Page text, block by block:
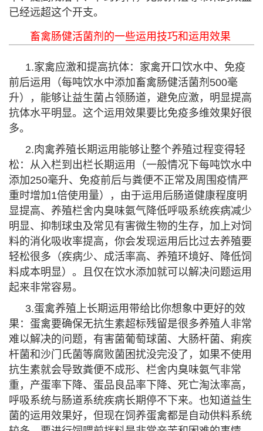
已经远超这个开支。
畜禽肠健活菌剂的一些运用技巧和运用效果
1.家禽应激和提高抗体：家禽开口饮水中、免疫
前后运用（每吨饮水中添加畜禽肠健活菌剂500毫
升），能够让益生菌占领肠道，避免应激，明显提高
抗体水平明显。这个运用效果要比免疫多维效果好很
多。
2.肉禽养殖长期运用能够让整个养殖过程变得轻
松：从入栏到出栏长期运用（一般情况下每吨饮水中
添加250毫升、免疫前后与粪便不正常及周围疫情严
重时增加1倍使用量），由于运用后肠道健康程度明
显提高、养殖栏舍内臭味氨气降低呼吸系统疾病减少
明显、抑制球虫及常见有害微生物的生存，加上对饲
料的消化吸收率提高，你会发现运用后比过去养殖要
轻松很多（疾病少、成活率高、养殖环境好、降低饲
料成本明显）。且仅在饮水添加就可以解决问题运用
起来非常容易。
3.蛋禽养殖上长期运用带给比你想象中更好的效
果：蛋禽要确保无抗生素超标残留是很多养殖人非常
难以解决的问题，有害菌葡萄球菌、大肠杆菌、痢疾
杆菌和沙门氏菌等腐败菌困扰没完没了，如果不使用
抗生素就会导致粪便不成形、栏舍内臭味氨气非常
重，产蛋率下降、蛋品良品率下降、死亡淘汰率高，
呼吸系统与肠道系统疾病长期停不下来。也知道益生
菌的运用效果好，但现在饲养蛋禽都是自动供料系统